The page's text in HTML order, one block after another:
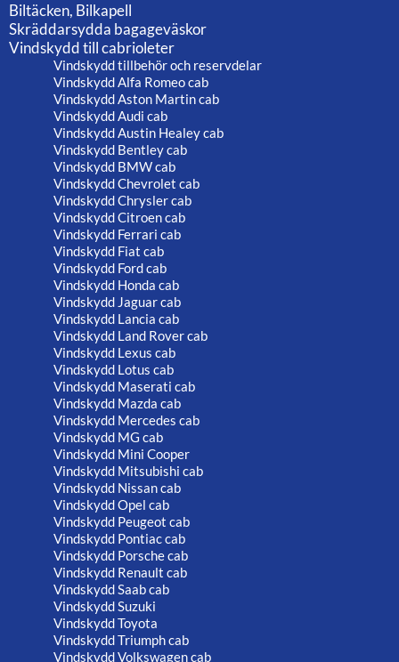
Biltäcken, Bilkapell
Skräddarsydda bagageväskor
Vindskydd till cabrioleter
Vindskydd tillbehör och reservdelar
Vindskydd Alfa Romeo cab
Vindskydd Aston Martin cab
Vindskydd Audi cab
Vindskydd Austin Healey cab
Vindskydd Bentley cab
Vindskydd BMW cab
Vindskydd Chevrolet cab
Vindskydd Chrysler cab
Vindskydd Citroen cab
Vindskydd Ferrari cab
Vindskydd Fiat cab
Vindskydd Ford cab
Vindskydd Honda cab
Vindskydd Jaguar cab
Vindskydd Lancia cab
Vindskydd Land Rover cab
Vindskydd Lexus cab
Vindskydd Lotus cab
Vindskydd Maserati cab
Vindskydd Mazda cab
Vindskydd Mercedes cab
Vindskydd MG cab
Vindskydd Mini Cooper
Vindskydd Mitsubishi cab
Vindskydd Nissan cab
Vindskydd Opel cab
Vindskydd Peugeot cab
Vindskydd Pontiac cab
Vindskydd Porsche cab
Vindskydd Renault cab
Vindskydd Saab cab
Vindskydd Suzuki
Vindskydd Toyota
Vindskydd Triumph cab
Vindskydd Volkswagen cab